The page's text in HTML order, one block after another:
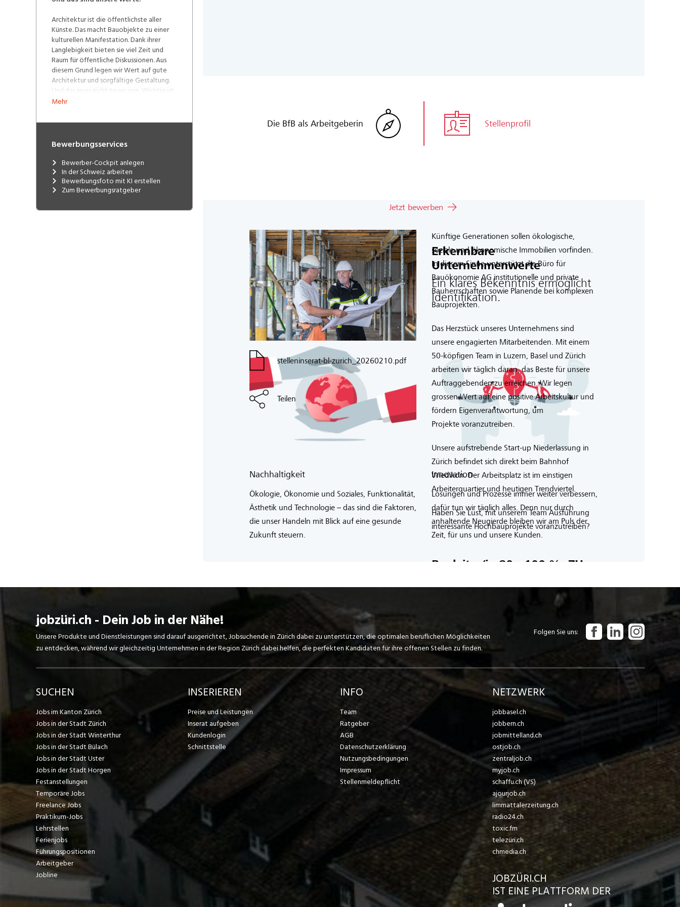
Architektur ist die öffentlichste aller
Künste. Das macht Bauobjekte zu einer
kulturellen Manifestation. Dank ihrer
Langlebigkeit bieten sie viel Zeit und
Raum für öffentliche Diskussionen. Aus
diesem Grund legen wir Wert auf gute
Architektur und sorgfältige Gestaltung.
Und das muss nicht teuer sein. Wichtig ist
ein ausgewogenes Verhältnis zwischen
ästhetischen, technologischen,
ökonomischen Aspekten.
Mehr
Bewerbungsservices
Bewerber-Cockpit anlegen
In der Schweiz arbeiten
Bewerbungsfoto mit KI erstellen
Zum Bewerbungsratgeber
jobzüri.ch - Dein Job in der Nähe!
Unsere Produkte und Dienstleistungen sind darauf ausgerichtet, Jobsuchende in Zürich dabei zu unterstützen, die optimalen beruflichen Möglichkeiten
zu entdecken, während wir gleichzeitig Unternehmen in der Region Zürich dabei helfen, die perfekten Kandidaten für ihre offenen Stellen zu finden.
Folgen Sie uns
SUCHEN
Jobs im Kanton Zürich
Jobs in der Stadt Zürich
Jobs in der Stadt Winterthur
Jobs in der Stadt Bülach
Jobs in der Stadt Uster
Jobs in der Stadt Horgen
Festanstellungen
Temporäre Jobs
Freelance Jobs
Praktikum-Jobs
Lehrstellen
Ferienjobs
Führungspositionen
Arbeitgeber
Jobline
INSERIEREN
Preise und Leistungen
Inserat aufgeben
Kundenlogin
Schnittstelle
INFO
Team
Ratgeber
AGB
Datenschutzerklärung
Nutzungsbedingungen
Impressum
Stellenmeldepflicht
NETZWERK
jobbasel.ch
jobbern.ch
jobmittelland.ch
ostjob.ch
zentraljob.ch
myjob.ch
schaffu.ch (VS)
ajourjob.ch
limmattalerzeitung.ch
radio24.ch
toxic.fm
telezüri.ch
chmedia.ch
JOBZÜRI.CH
IST EINE PLATTFORM DER